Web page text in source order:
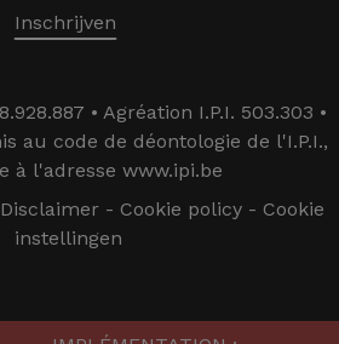
• Agréation I.P.I. 503.303 •
au code de déontologie de l'I.P.I.,
à l'adresse www.ipi.be
Disclaimer - Cookie policy - Cookie
instellingen